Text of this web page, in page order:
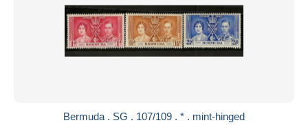
Bermuda . SG . 107/109 . * . mint-hinged